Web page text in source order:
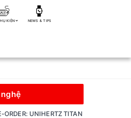
KIỆN NEWS & TIPS
ORDER: UNIHERTZ TITAN